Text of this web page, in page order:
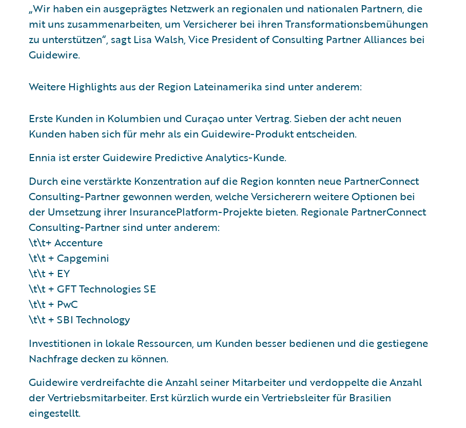
„Wir haben ein ausgeprägtes Netzwerk an regionalen und nationalen Partnern, die
mit uns zusammenarbeiten, um Versicherer bei ihren Transformationsbemühungen
zu unterstützen“, sagt Lisa Walsh, Vice President of Consulting Partner Alliances bei
Guidewire.
Weitere Highlights aus der Region Lateinamerika sind unter anderem:
Erste Kunden in Kolumbien und Curaçao unter Vertrag. Sieben der acht neuen
Kunden haben sich für mehr als ein Guidewire-Produkt entscheiden.
Ennia ist erster Guidewire Predictive Analytics-Kunde.
Durch eine verstärkte Konzentration auf die Region konnten neue PartnerConnect
Consulting-Partner gewonnen werden, welche Versicherern weitere Optionen bei
der Umsetzung ihrer InsurancePlatform-Projekte bieten. Regionale PartnerConnect
Consulting-Partner sind unter anderem:
\t\t+ Accenture
\t\t + Capgemini
\t\t + EY
\t\t + GFT Technologies SE
\t\t + PwC
\t\t + SBI Technology​
Investitionen in lokale Ressourcen, um Kunden besser bedienen und die gestiegene
Nachfrage decken zu können.
Guidewire verdreifachte die Anzahl seiner Mitarbeiter und verdoppelte die Anzahl
der Vertriebsmitarbeiter. Erst kürzlich wurde ein Vertriebsleiter für Brasilien
eingestellt.